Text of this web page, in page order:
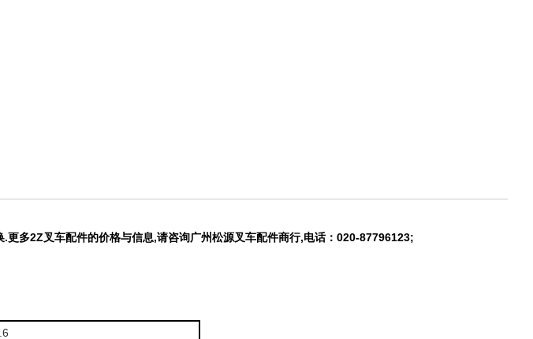
.更多2Z叉车配件的价格与信息,请咨询广州松源叉车配件商行,电话：020-87796123;